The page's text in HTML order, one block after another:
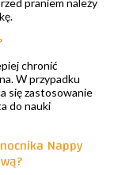
praniem należy
chronić
W przypadku
się zastosowanie
do nauki
Nappy